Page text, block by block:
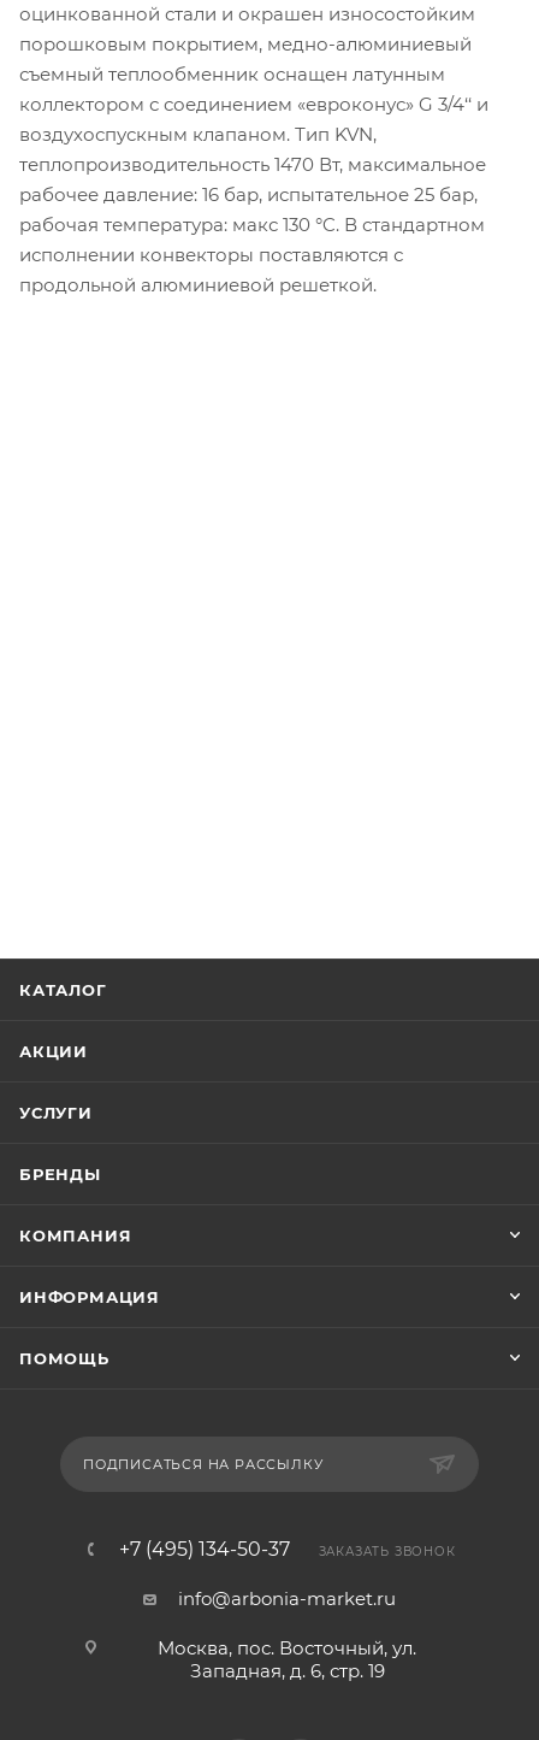
оцинкованной стали и окрашен износостойким
порошковым покрытием, медно-алюминиевый
съемный теплообменник оснащен латунным
коллектором с соединением «евроконус» G 3/4‘‘ и
воздухоспускным клапаном. Тип KVN,
теплопроизводительность 1470 Вт, максимальное
рабочее давление: 16 бар, испытательное 25 бар,
рабочая температура: макс 130 °C. В стандартном
исполнении конвекторы поставляются с
продольной алюминиевой решеткой.
КАТАЛОГ
АКЦИИ
УСЛУГИ
БРЕНДЫ
КОМПАНИЯ
ИНФОРМАЦИЯ
ПОМОЩЬ
ПОДПИСАТЬСЯ НА РАССЫЛКУ
+7 (495) 134-50-37 ЗАКАЗАТЬ ЗВОНОК
info@arbonia-market.ru
Москва, пос. Восточный, ул.
Западная, д. 6, стр. 19